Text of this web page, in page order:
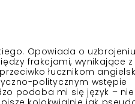
Opowiada o uzbrojeniu
frakcjami, wynikające z
łucznikom
politycznym wstępie
podoba mi się język – nie